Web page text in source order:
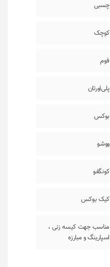
چسبی
کوچک
فوم
پلی‌اورتان
بوکس
ووشو
کونگفو
کیک بوکس
مناسب جهت کیسه زنی ،
اسپارینگ و مبارزه